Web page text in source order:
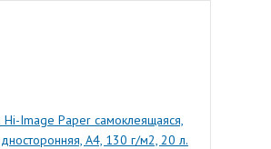
Image Paper самоклеящаяся,
A4, 130 г/м2, 20 л.